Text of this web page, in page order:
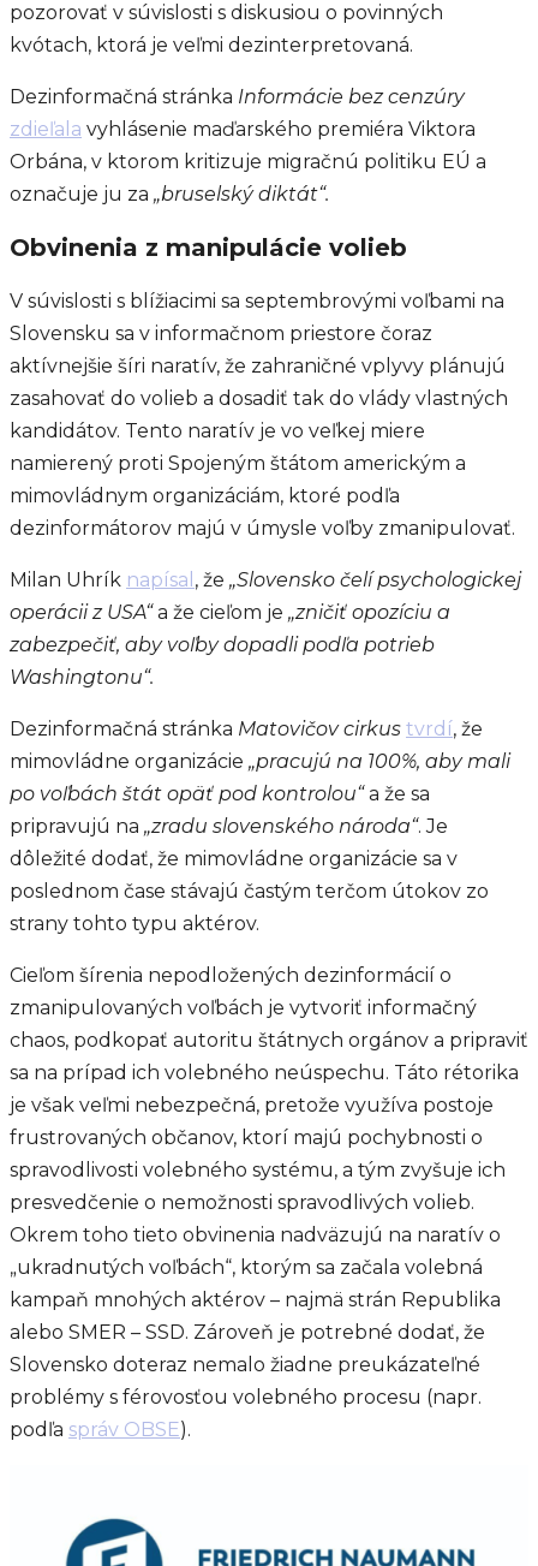
pozorovať v súvislosti s diskusiou o povinných
kvótach, ktorá je veľmi dezinterpretovaná.
Dezinformačná stránka Informácie bez cenzúry
zdieľala vyhlásenie maďarského premiéra Viktora
Orbána, v ktorom kritizuje migračnú politiku EÚ a
označuje ju za „bruselský diktát“.
Obvinenia z manipulácie volieb
V súvislosti s blížiacimi sa septembrovými voľbami na
Slovensku sa v informačnom priestore čoraz
aktívnejšie šíri naratív, že zahraničné vplyvy plánujú
zasahovať do volieb a dosadiť tak do vlády vlastných
kandidátov. Tento naratív je vo veľkej miere
namierený proti Spojeným štátom americkým a
mimovládnym organizáciám, ktoré podľa
dezinformátorov majú v úmysle voľby zmanipulovať.
Milan Uhrík napísal , že „Slovensko čelí psychologickej
operácii z USA“a že cieľom je „zničiť opozíciu a
zabezpečiť, aby voľby dopadli podľa potrieb
Washingtonu“.
Dezinformačná stránka Matovičov cirkus tvrdí, že
mimovládne organizácie „pracujú na 100%, aby mali
po voľbách štát opäť pod kontrolou“a že sa
pripravujú na „zradu slovenského národa“. Je
dôležité dodať, že mimovládne organizácie sa v
poslednom čase stávajú častým terčom útokov zo
strany tohto typu aktérov.
Cieľom šírenia nepodložených dezinformácií o
zmanipulovaných voľbách je vytvoriť informačný
chaos, podkopať autoritu štátnych orgánov a pripraviť
sa na prípad ich volebného neúspechu. Táto rétorika
je však veľmi nebezpečná, pretože využíva postoje
frustrovaných občanov, ktorí majú pochybnosti o
spravodlivosti volebného systému, a tým zvyšuje ich
presvedčenie o nemožnosti spravodlivých volieb.
Okrem toho tieto obvinenia nadväzujú na naratív o
„ukradnutých voľbách“, ktorým sa začala volebná
kampaň mnohých aktérov – najmä strán Republika
alebo SMER – SSD. Zároveň je potrebné dodať, že
Slovensko doteraz nemalo žiadne preukázateľné
problémy s férovosťou volebného procesu (napr.
podľa správ OBSE).